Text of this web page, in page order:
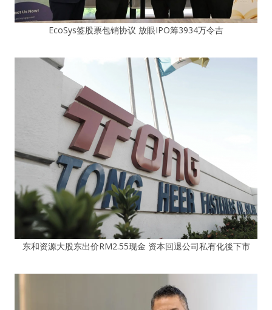
EcoSys签股票包销协议 放眼IPO筹3934万令吉
东和资源大股东出价RM2.55现金 资本回退公司私有化後下市